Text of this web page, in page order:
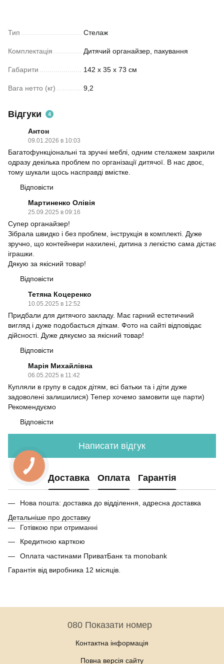
Тип Стелаж
Комплектація Дитячий органайзер, пакування
Габарити 142 x 35 x 73 см
Вага нетто (кг) 9,2
Відгуки 4
Антон
09.01.2026 в 10:03
Багатофункціональні та зручні меблі, одним стелажем закрили
одразу декілька проблем по організації дитячої. В нас двоє,
тому шукали щось насправді вмістке.
Відповісти
Мартиненко Олівія
25.09.2025 в 09:16
Супер органайзер!
Зібрала швидко і без проблем, інструкція в комплекті. Дуже
зручно, що контейнери нахилені, дитина з легкістю сама дістає
іграшки.
Дякую за якісний товар!
Відповісти
Тетяна Коцеренко
10.05.2025 в 12:52
Придбали для дитячого закладу. Має гарний естетичний
вигляд і дуже подобається діткам. Фото на сайті відповідає
дійсності. Дуже дякуємо за якісний товар!
Відповісти
Марія Михайлівна
06.05.2025 в 11:42
Купляли в групу в садок дітям, всі батьки та і діти дуже
задоволені залишилися) Тепер хочемо замовити ще парти)
Рекомендуємо
Відповісти
Написати відгук
Доставка Оплата Гарантія
Нова пошта: доставка до відділення, адресна доставка
Детальніше про доставку
Готівкою при отриманні
Кредитною карткою
Оплата частинами ПриватБанк та monobank
Гарантія від виробника 12 місяців.
080 Показати номер
Контактна інформація
Повна версія сайту